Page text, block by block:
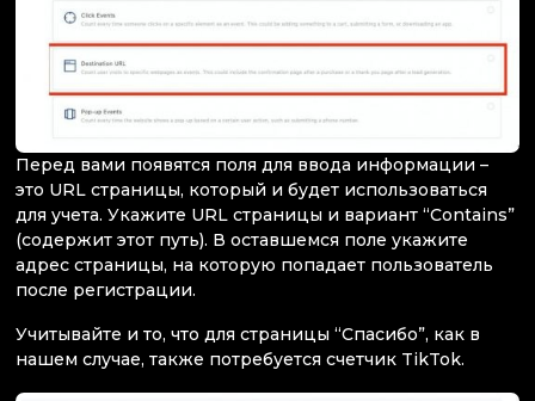
Перед вами появятся поля для ввода информации –
это URL страницы, который и будет использоваться
для учета. Укажите URL страницы и вариант “Contains”
(содержит этот путь). В оставшемся поле укажите
адрес страницы, на которую попадает пользователь
после регистрации.
Учитывайте и то, что для страницы “Спасибо”, как в
нашем случае, также потребуется счетчик TikTok.